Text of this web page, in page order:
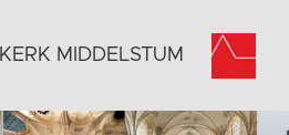
KERK MIDDELSTUM